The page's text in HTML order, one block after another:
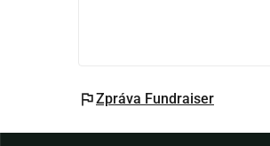
flagZpráva Fundraiser